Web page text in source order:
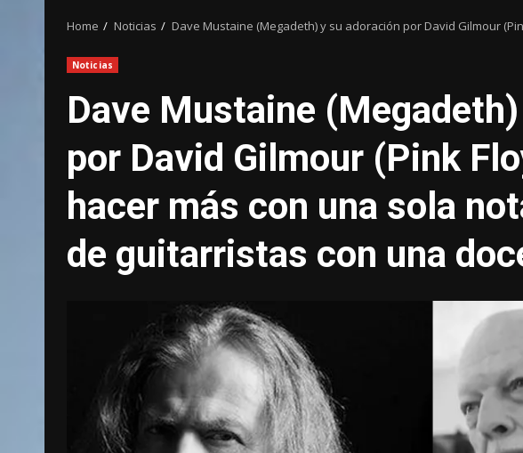
Home Noticias Dave Mustaine (Megadeth) y su adoración por David Gilmour
Noticias
Dave Mustaine
por David Gilmour (Pink
hacer más con una sola
de guitarristas con una